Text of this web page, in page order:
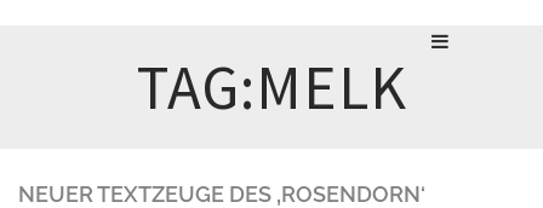
TAG:MELK
NEUER TEXTZEUGE DES ‚ROSENDORN‘